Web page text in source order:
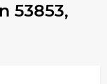
53853,